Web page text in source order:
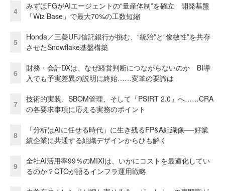
4
みずほFGがAIエージェントの“量産体制”を確立 開発基盤
「Wiz Base」で最大70%の工数短縮
5
Honda／三菱UFJ信託銀行が挑む、“統治”と“俊敏性”を共存
させたSnowflake基盤構築
6
財務・会計DXは、なぜ経営判断につながらないのか BI導
入でも予実差異の説明に終始……変革の要諦は
7
技術的実装、SBOM管理、そして「PSIRT 2.0」へ……CRA
の各要求事項に応える実務のポイント
8
「分析はAIに任せる時代」に生き残るFP&A組織像──好業
績企業に共通する組織デザインからひも解く
9
全社AI活用率99％のMIXIは、いかにコストを最適化してい
るのか？CTOが語るインフラ運用戦略